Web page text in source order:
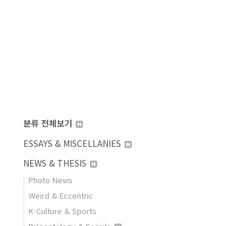
분류 전체보기
ESSAYS & MISCELLANIES
NEWS & THESIS
Photo News
Weird & Eccentric
K-Culture & Sports